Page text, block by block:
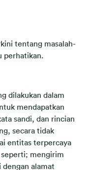
tentang masalah-
perhatikan.
dilakukan dalam
mendapatkan
sandi, dan rincian
secara tidak
entitas terpercaya
mengirim
dengan alamat